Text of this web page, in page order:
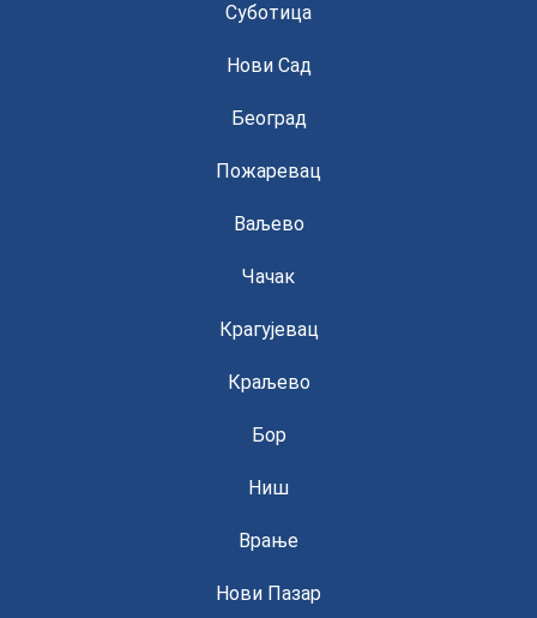
Суботица
Нови Сад
Београд
Пожаревац
Ваљево
Чачак
Крагујевац
Краљево
Бор
Ниш
Врање
Нови Пазар